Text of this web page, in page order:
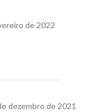
de 2022
dezembro de 2021